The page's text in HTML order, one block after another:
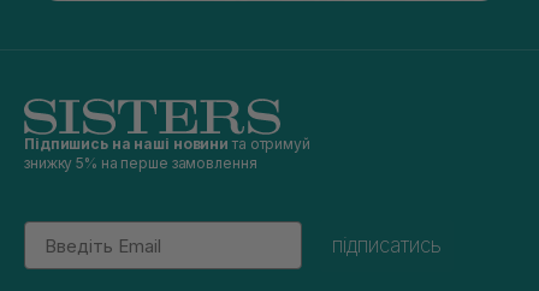
Підпишись на наші новини та отримуй
знижку 5% на перше замовлення
Email
підписатись